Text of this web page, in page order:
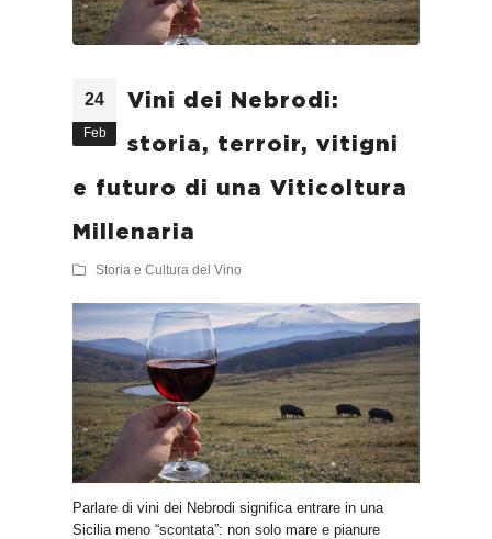
24
Feb
Vini dei Nebrodi:
storia, terroir, vitigni
e futuro di una Viticoltura
Millenaria
Storia e Cultura del Vino
Parlare di vini dei Nebrodi significa entrare in una
Sicilia meno “scontata”: non solo mare e pianure